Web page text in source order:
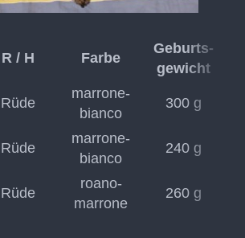
R / H Farbe
Geburts-
gewicht
Rüde
marrone-
bianco
300 g
Rüde
marrone-
bianco
240 g
Rüde
roano-
marrone
260 g